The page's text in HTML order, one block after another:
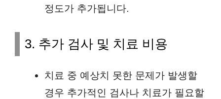
정도가 추가됩니다.
3. 추가 검사 및 치료 비용
치료 중 예상치 못한 문제가 발생할
경우 추가적인 검사나 치료가 필요할